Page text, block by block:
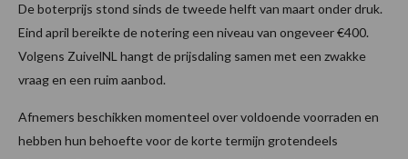
De boterprijs stond sinds de tweede helft van maart onder druk.
Eind april bereikte de notering een niveau van ongeveer €400.
Volgens ZuivelNL hangt de prijsdaling samen met een zwakke
vraag en een ruim aanbod.
Afnemers beschikken momenteel over voldoende voorraden en
hebben hun behoefte voor de korte termijn grotendeels